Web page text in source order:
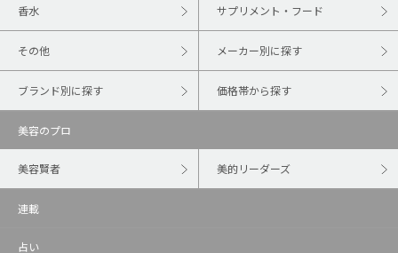
香水 サプリメント・フード
その他 メーカー別に探す
ブランド別に探す 価格帯から探す
美容のプロ
美容賢者 美的リーダーズ
連載
占い